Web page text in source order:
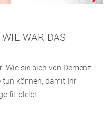
WAR DAS
Wie sie sich von Demenz
tun können, damit Ihr
fit bleibt.